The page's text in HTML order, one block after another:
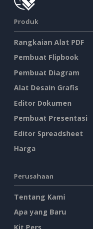
Produk
Rangkaian Alat PDF
Pembuat Flipbook
Pembuat Diagram
Alat Desain Grafis
Editor Dokumen
Pembuat Presentasi
Editor Spreadsheet
Harga
Perusahaan
Tentang Kami
Apa yang Baru
Kit Pers